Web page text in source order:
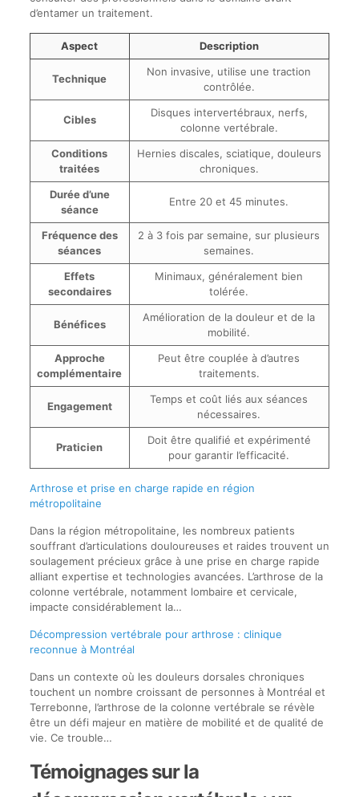
d’entamer un traitement.
Aspect Description
Technique
Non invasive, utilise une traction
contrôlée.
Cibles
Disques intervertébraux, nerfs,
colonne vertébrale.
Conditions
traitées
Hernies discales, sciatique, douleurs
chroniques.
Durée d’une
séance
Entre 20 et 45 minutes.
Fréquence des
séances
2 à 3 fois par semaine, sur plusieurs
semaines.
Effets
secondaires
Minimaux, généralement bien
tolérée.
Bénéfices
Amélioration de la douleur et de la
mobilité.
Approche
complémentaire
Peut être couplée à d’autres
traitements.
Engagement
Temps et coût liés aux séances
nécessaires.
Praticien
Doit être qualifié et expérimenté
pour garantir l’efficacité.
Arthrose et prise en charge rapide en région
métropolitaine
Dans la région métropolitaine, les nombreux patients
souffrant d’articulations douloureuses et raides trouvent un
soulagement précieux grâce à une prise en charge rapide
alliant expertise et technologies avancées. L’arthrose de la
colonne vertébrale, notamment lombaire et cervicale,
impacte considérablement la…
Décompression vertébrale pour arthrose : clinique
reconnue à Montréal
Dans un contexte où les douleurs dorsales chroniques
touchent un nombre croissant de personnes à Montréal et
Terrebonne, l’arthrose de la colonne vertébrale se révèle
être un défi majeur en matière de mobilité et de qualité de
vie. Ce trouble…
Témoignages sur la